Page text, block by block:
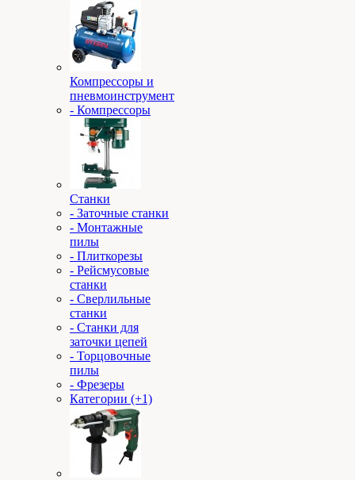
Компрессоры и
пневмоинструмент
- Компрессоры
Станки
- Заточные станки
- Монтажные
пилы
- Плиткорезы
- Рейсмусовые
станки
- Сверлильные
станки
- Станки для
заточки цепей
- Торцовочные
пилы
- Фрезеры
Категории (+1)